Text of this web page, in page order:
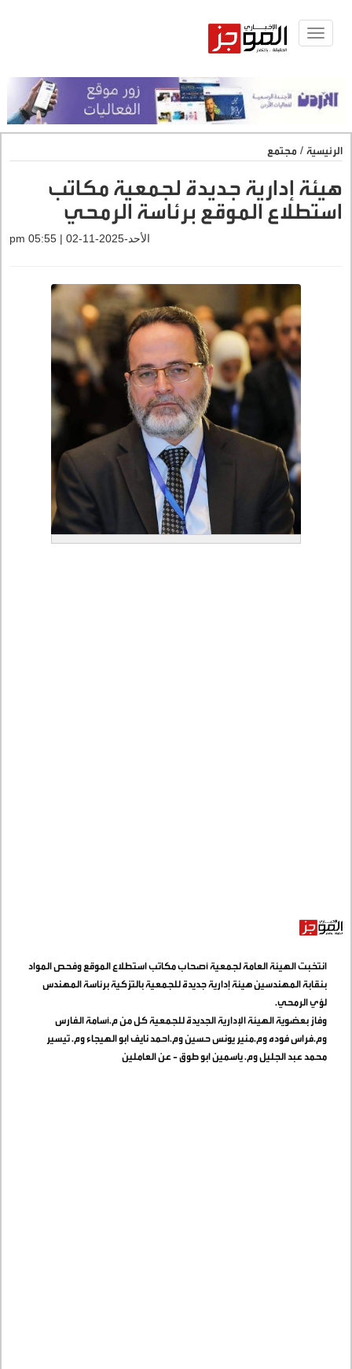
Toggle
الرئيسية / مجتمع
هيئة إدارية جديدة لجمعية مكاتب
استطلاع الموقع برئاسة الرمحي
الأحد-2025-11-02 | 05:55 pm
انتخبت الهيئة العامة لجمعية أصحاب مكاتب استطلاع الموقع وفحص المواد
بنقابة المهندسين هيئة إدارية جديدة للجمعية بالتزكية برئاسة المهندس
لؤي الرمحي.
وفاز بعضوية الهيئة الإدارية الجديدة للجمعية كل من م.أسامة الفارس
وم.فراس فوده وم.منير يونس حسين وم.احمد نايف ابو الهيجاء وم. تيسير
محمد عبد الجليل وم. ياسمين ابو طوق - عن العاملين